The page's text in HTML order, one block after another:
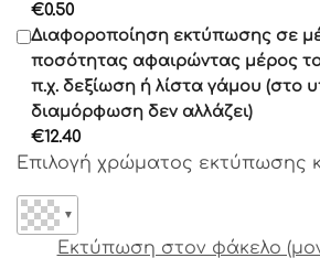
Γραμματοσειρά 15
Γραμματοσειρά 16
Γραμματοσειρά 17
Γραμματοσειρά 18
Γραμματοσειρά 19
Γραμματοσειρά 20
Γραμματοσειρά 21
Γραμματοσειρά 22
Γραμματοσειρά 23
€0.50
Διαφοροποίηση εκτύπωσης σε
ποσότητας αφαιρώντας μέρος
π.χ. δεξίωση ή λίστα γάμου (στο
διαμόρφωση δεν αλλάζει)
€12.40
Επιλογή χρώματος εκτύπωσης
▼
Εκτύπωση στον φάκελο